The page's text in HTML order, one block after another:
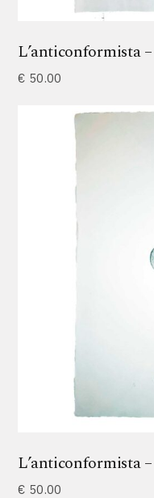
L’anticonformista
€ 50.00
L’anticonformista
€ 50.00